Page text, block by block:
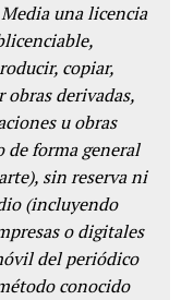
una licencia
copiar,
derivadas,
u obras
de forma general
sin reserva ni
(incluyendo
o digitales
del periódico
conocido